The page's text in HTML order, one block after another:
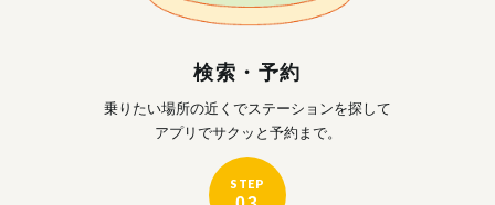
検索・予約
乗りたい場所の近くでステーションを探して
アプリでサクッと予約まで。
STEP